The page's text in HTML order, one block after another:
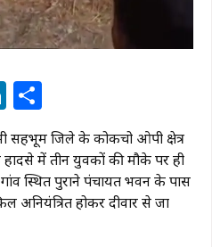
LinkedIn
सिंहभूम जिले के कोकचो ओपी क्षेत्र
में तीन युवकों की मौके पर ही
गांव स्थित पुराने पंचायत भवन के पास
अनियंत्रित होकर दीवार से जा